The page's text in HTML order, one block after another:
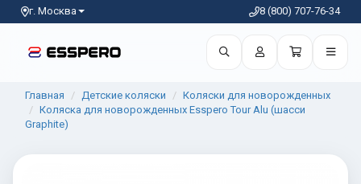
г. Москва 8 (800) 707-76-34
Главная Детские коляски
Коляски для новорожденных
Коляска для новорожденных Esspero Tour Alu (шасси
Graphite)